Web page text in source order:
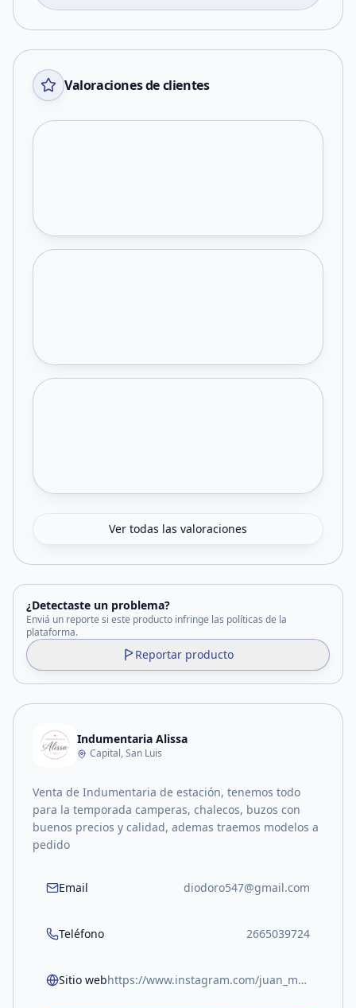
Valoraciones de clientes
Ver todas las valoraciones
¿Detectaste un problema?
Enviá un reporte si este producto infringe las políticas de la
plataforma.
Reportar producto
Indumentaria Alissa
Capital, San Luis
Venta de Indumentaria de estación, tenemos todo
para la temporada camperas, chalecos, buzos con
buenos precios y calidad, ademas traemos modelos a
pedido
Email diodoro547@gmail.com
Teléfono 2665039724
Sitio web https://www.instagram.com/juan_ma547/